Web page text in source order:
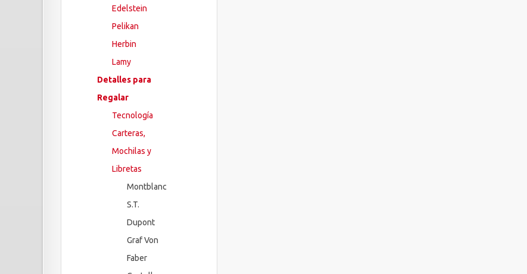
Edelstein
Pelikan
Herbin
Lamy
Detalles para
Regalar
Tecnología
Carteras,
Mochilas y
Libretas
Montblanc
S.T.
Dupont
Graf Von
Faber